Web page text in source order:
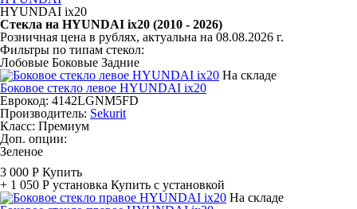
HYUNDAI ix20
Стекла на HYUNDAI ix20 (2010 - 2026)
Розничная цена в рублях, актуальна на 08.08.2026 г.
Фильтры по типам стекол:
Лобовые Боковые Задние
На складе
Боковое стекло левое HYUNDAI ix20
Еврокод: 4142LGNM5FD
Производитель: Sekurit
Класс: Премиум
Доп. опции:
Зеленое
3 000 Р Купить
+ 1 050 Р установка Купить с установкой
На складе